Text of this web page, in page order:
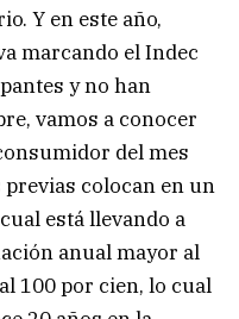
Y en este año,
marcando el Indec
y no han
vamos a conocer
del mes
colocan en un
está llevando a
anual mayor al
100 por cien, lo cual